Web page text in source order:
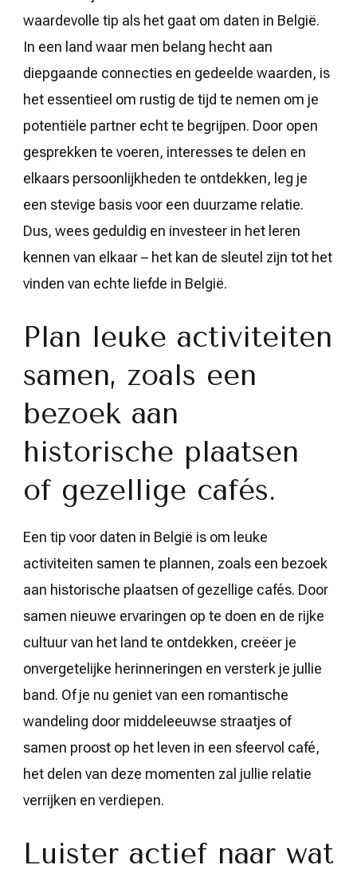
waardevolle tip als het gaat om daten in België.
In een land waar men belang hecht aan
diepgaande connecties en gedeelde waarden, is
het essentieel om rustig de tijd te nemen om je
potentiële partner echt te begrijpen. Door open
gesprekken te voeren, interesses te delen en
elkaars persoonlijkheden te ontdekken, leg je
een stevige basis voor een duurzame relatie.
Dus, wees geduldig en investeer in het leren
kennen van elkaar – het kan de sleutel zijn tot het
vinden van echte liefde in België.
Plan leuke activiteiten
samen, zoals een
bezoek aan
historische plaatsen
of gezellige cafés.
Een tip voor daten in België is om leuke
activiteiten samen te plannen, zoals een bezoek
aan historische plaatsen of gezellige cafés. Door
samen nieuwe ervaringen op te doen en de rijke
cultuur van het land te ontdekken, creëer je
onvergetelijke herinneringen en versterk je jullie
band. Of je nu geniet van een romantische
wandeling door middeleeuwse straatjes of
samen proost op het leven in een sfeervol café,
het delen van deze momenten zal jullie relatie
verrijken en verdiepen.
Luister actief naar wat